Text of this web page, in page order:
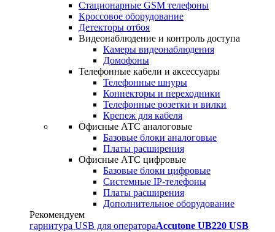
Стационарные GSM телефоны
Кроссовое оборудование
Детекторы отбоя
Видеонаблюдение и контроль доступа
Камеры видеонаблюдения
Домофоны
Телефонные кабели и аксессуары
Телефонные шнуры
Коннекторы и переходники
Телефонные розетки и вилки
Крепеж для кабеля
Офисные АТС аналоговые
Базовые блоки аналоговые
Платы расширения
Офисные АТС цифровые
Базовые блоки цифровые
Системные IP-телефоны
Платы расширения
Дополнительное оборудование
Рекомендуем
гарнитура USB для оператораAccutone UB220 USB